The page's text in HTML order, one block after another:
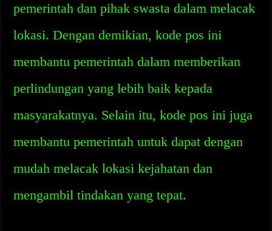
pemerintah dan pihak swasta dalam melacak
lokasi. Dengan demikian, kode pos ini
membantu pemerintah dalam memberikan
perlindungan yang lebih baik kepada
masyarakatnya. Selain itu, kode pos ini juga
membantu pemerintah untuk dapat dengan
mudah melacak lokasi kejahatan dan
mengambil tindakan yang tepat.